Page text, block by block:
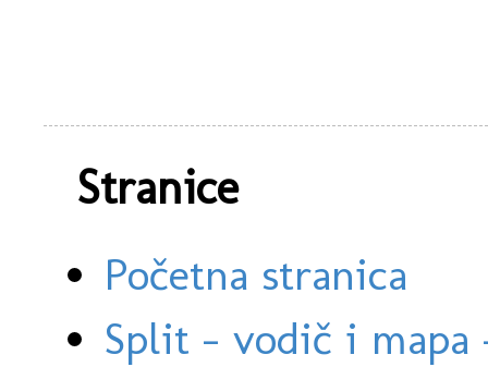
Stranice
Početna stranica
Split - vodič i